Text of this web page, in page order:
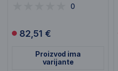
0
82,51 €
Proizvod ima
varijante